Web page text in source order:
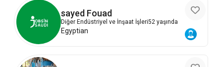
sayed Fouad
Diğer Endüstriyel ve İnşaat İşleri52 yaşında
Egyptian